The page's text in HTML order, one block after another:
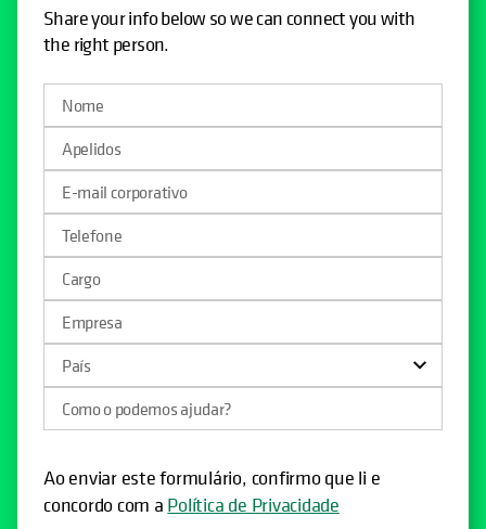
Parceiros
Share your info below so we can connect you with
the right person.
Ao enviar este formulário, confirmo que li e
concordo com a Política de Privacidade